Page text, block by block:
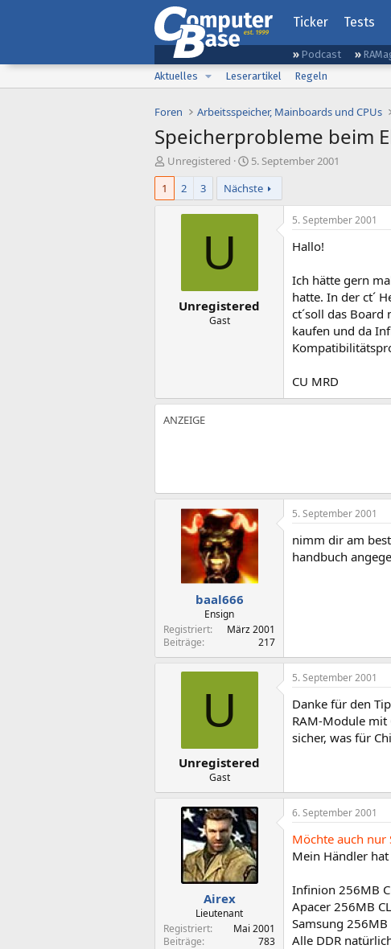
Ticker Tests
Podcast
Aktuelles
Leserartikel Regeln
Foren Arbeitsspeicher, Mainboards und CPUs
Speicherprobleme beim
E
r
t
Unregistered
E
r
s
t
e
m
5. September 2001
1
2 3 Nächste
U
Unregistered
Gast
5. September 2001
Hallo!
Ich hätte gern
hatte. In der ct´
ct´soll das
kaufen und da
CU MRD
baal666
Ensign
Registriert
März 2001
Beiträge
217
5. September 2001
nimm dir am
handbuch
U
Unregistered
Gast
5. September 2001
Danke für den
RAM-Module mit
sicher, was für
Airex
Lieutenant
Registriert
Mai 2001
Beiträge
783
6. September 2001
Möchte auch nur
Mein Händler
Infinion 256MB
Apacer 256MB
Samsung 256MB
Alle DDR